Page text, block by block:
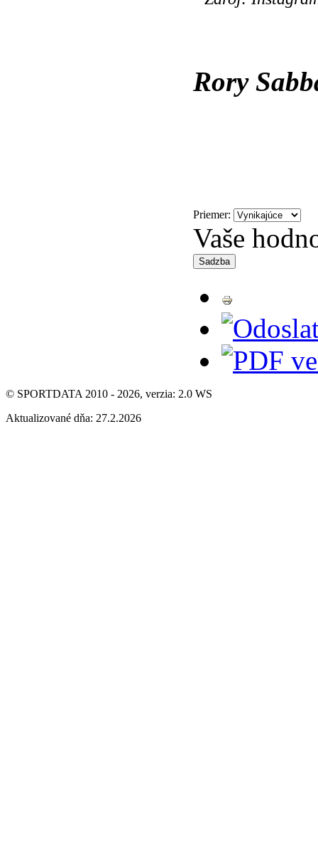
Rory
Priemer:
Vaše
© SPORTDATA 2010 - 2026, verzia: 2.0 WS
Aktualizované dňa: 27.2.2026